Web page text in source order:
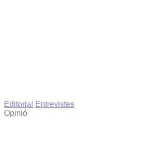
Editorial
Entrevistes
Opinió